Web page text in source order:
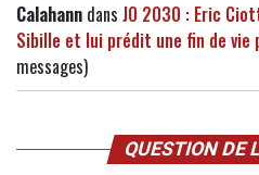
Calahann dans JO 2030 : Eric
Sibille et lui prédit une fin de vie
messages)
QUESTION DE